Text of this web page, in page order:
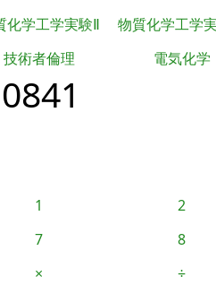
化学工学実験Ⅱ
物質化学工学
技術者倫理 電気化学
1
2
7
8
× ÷